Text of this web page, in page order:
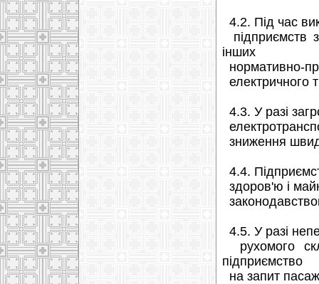
4.2. Під час
підприємств
інших
нормативно-
електричного
4.3. У разі
зниження
4.4.
здоров'ю і
4.5. У разі
рухомого
підприємство
на запит